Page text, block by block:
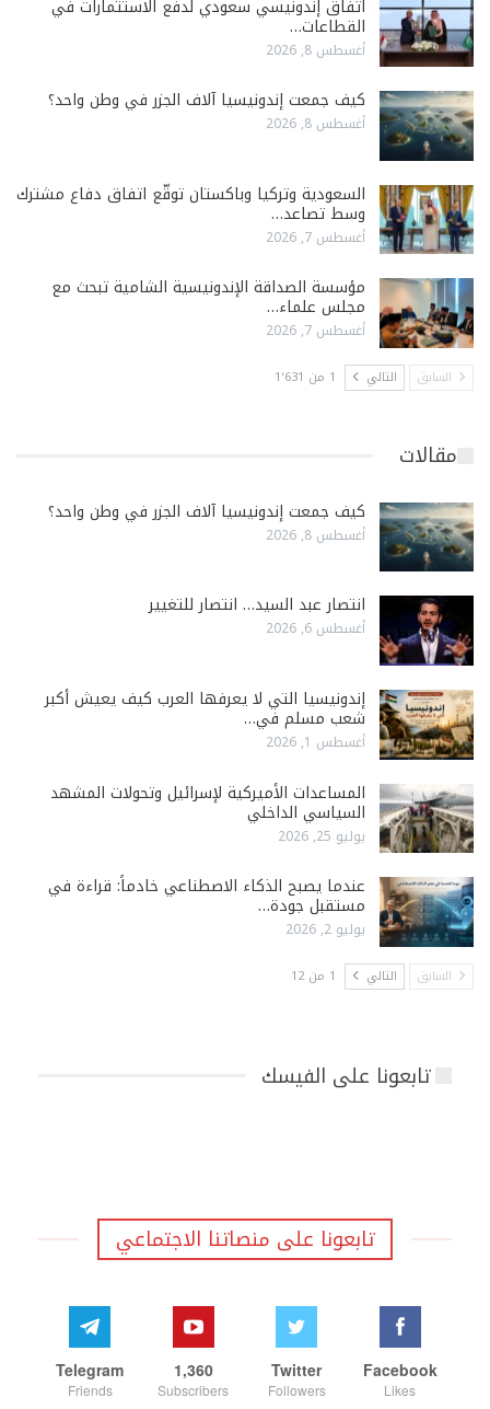
اتفاق إندونيسي سعودي لدفع الاستثمارات في
القطاعات…
أغسطس 8, 2026
كيف جمعت إندونيسيا آلاف الجزر في وطن واحد؟
أغسطس 8, 2026
السعودية وتركيا وباكستان توقّع اتفاق دفاع مشترك
وسط تصاعد…
أغسطس 7, 2026
مؤسسة الصداقة الإندونيسية الشامية تبحث مع
مجلس علماء…
أغسطس 7, 2026
السابق التالي 1 من 1٬631
مقالات
كيف جمعت إندونيسيا آلاف الجزر في وطن واحد؟
أغسطس 8, 2026
انتصار عبد السيد… انتصار للتغيير
أغسطس 6, 2026
إندونيسيا التي لا يعرفها العرب كيف يعيش أكبر
شعب مسلم في…
أغسطس 1, 2026
المساعدات الأميركية لإسرائيل وتحولات المشهد
السياسي الداخلي
يوليو 25, 2026
عندما يصبح الذكاء الاصطناعي خادماً: قراءة في
مستقبل جودة…
يوليو 2, 2026
السابق التالي 1 من 12
تابعونا على الفيسك
تابعونا على منصاتنا الاجتماعي
Facebook
Likes
Twitter
Followers
1,360
Subscribers
Telegram
Friends